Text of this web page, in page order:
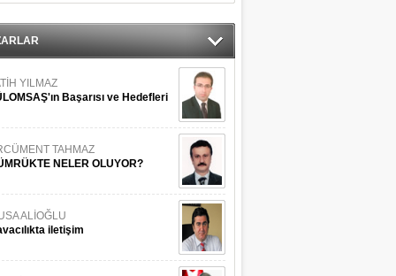
YILMAZ
Başarısı ve Hedefleri
TAHMAZ
NELER OLUYOR?
ALİOĞLU
iletişim